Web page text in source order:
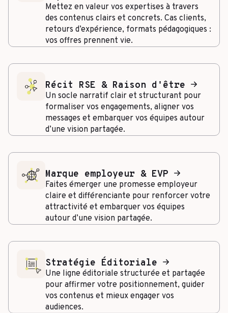
Mettez en valeur vos expertises à travers
des contenus clairs et concrets. Cas clients,
retours d’expérience, formats pédagogiques :
vos offres prennent vie.
Récit RSE & Raison d'être
Un socle narratif clair et structurant pour
formaliser vos engagements, aligner vos
messages et embarquer vos équipes autour
d’une vision partagée.
Marque employeur & EVP
Faites émerger une promesse employeur
claire et différenciante pour renforcer votre
attractivité et embarquer vos équipes
autour d’une vision partagée.
Stratégie Éditoriale
Une ligne éditoriale structurée et partagée
pour affirmer votre positionnement, guider
vos contenus et mieux engager vos
audiences.